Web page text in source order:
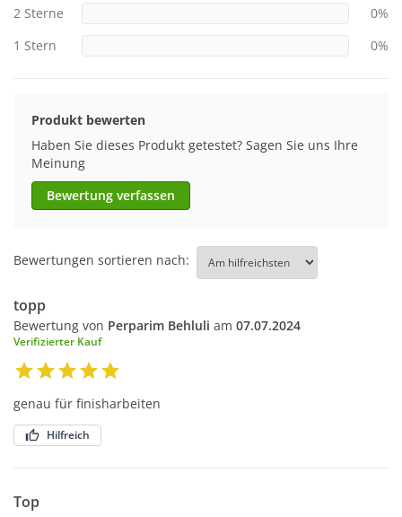
2 Sterne
0%
1 Stern
0%
Produkt bewerten
Haben Sie dieses Produkt getestet? Sagen Sie uns Ihre
Meinung
Bewertung verfassen
Bewertungen sortieren nach:
topp
Bewertung von Perparim Behluli am 07.07.2024
Verifizierter Kauf
genau für finisharbeiten
Hilfreich
Top